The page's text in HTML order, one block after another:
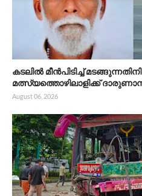
കടലിൽ മീൻപിടിച്ച്
മത്സ്യത്തൊഴിലാളിക്ക്
August 06, 2026